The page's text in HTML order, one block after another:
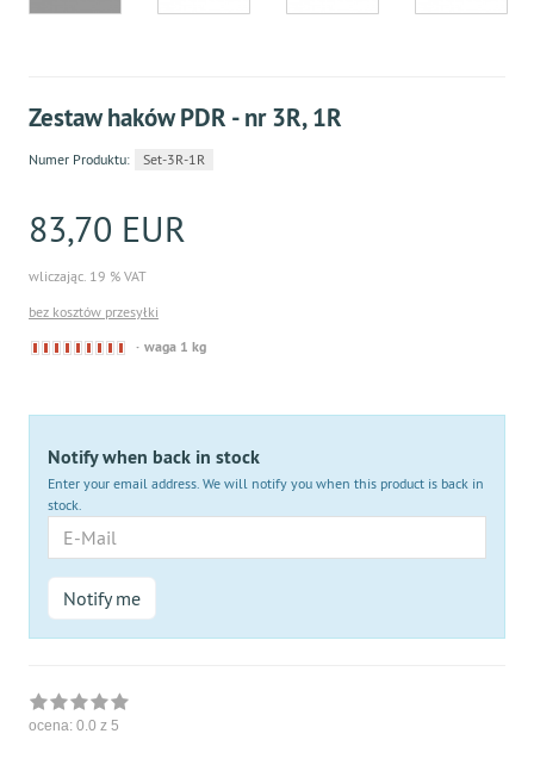
Zestaw haków PDR - nr 3R, 1R
Numer Produktu: Set-3R-1R
83,70 EUR
wliczając. 19 % VAT
bez kosztów przesyłki
Derzeit
waga 1 kg
Notify when back in stock
Enter your email address. We will notify you when this product is back in
stock.
Mail
Notify me
ocena: 0.0 z 5